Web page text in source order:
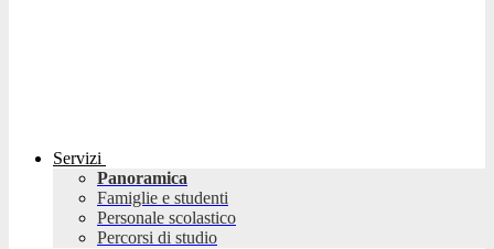
Servizi
Panoramica
Famiglie e studenti
Personale scolastico
Percorsi di studio